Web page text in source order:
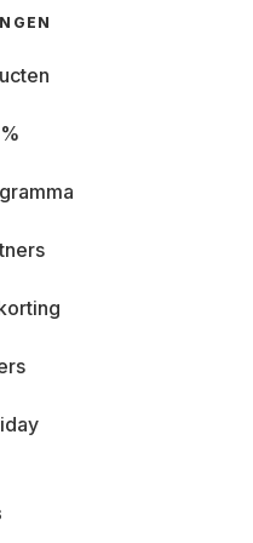
titels een ruim thuis.
van titels uit
superslanke
moet na een paar uur
zonder
af van je behoeften. Of
15-inch